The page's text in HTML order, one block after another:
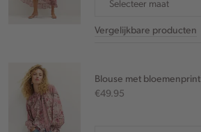
Vergelijkbare producten
Blouse met bloemenprint
€49.95